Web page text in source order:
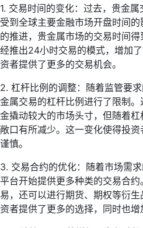
1. 交易时间的变化：过去，贵金
受到全球主要金融市场开盘时间
的推进，贵金属市场的交易时间
经推出24小时交易的模式，增加
资者提供了更多的交易机会。
2. 杠杆比例的调整：随着监管要
金属交易的杠杆比例进行了限制
金撬动较大的市场头寸，但随着
敞口有所减少。这一变化使得投
谨慎。
3. 交易合约的优化：随着市场需
平台开始提供更多种类的交易合
易，还可以进行期货、期权等衍
资者提供了更多的选择，同时也增